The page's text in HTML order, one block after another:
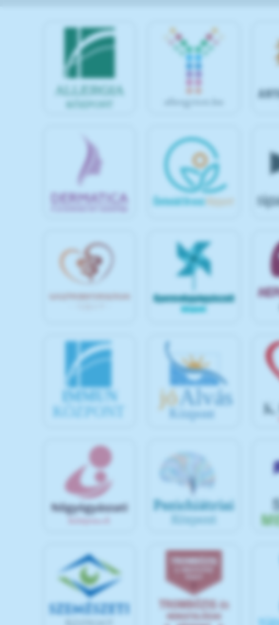
IMMUN
KÖZPONT
jó Alvás
Központ